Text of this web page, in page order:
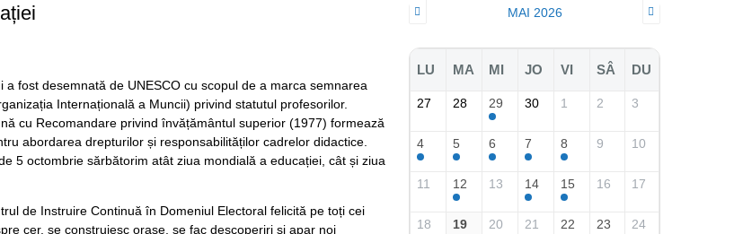
fost desemnată de UNESCO cu scopul de a marca semnarea
Internațională a Muncii) privind statutul profesorilor.
cu Recomandare privind învățământul superior (1977) formează
abordarea drepturilor și responsabilităților cadrelor didactice.
5 octombrie sărbătorim atât ziua mondială a educației, cât și ziua
de Instruire Continuă în Domeniul Electoral felicită pe toți cei
cer, se construiesc orașe, se fac descoperiri și apar noi
MAI 2026
LU MA MI JO VI SÂ DU
27 28 29 30 1 2 3
4 5 6 7 8 9 10
11 12 13 14 15 16 17
18 19 20 21 22 23 24